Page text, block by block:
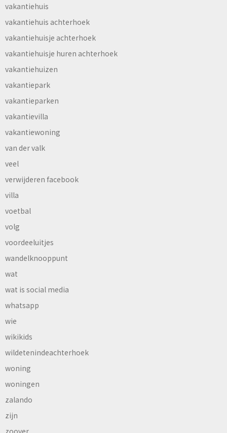
vakantiehuis
vakantiehuis achterhoek
vakantiehuisje achterhoek
vakantiehuisje huren achterhoek
vakantiehuizen
vakantiepark
vakantieparken
vakantievilla
vakantiewoning
van der valk
veel
verwijderen facebook
villa
voetbal
volg
voordeeluitjes
wandelknooppunt
wat
wat is social media
whatsapp
wie
wikikids
wildetenindeachterhoek
woning
woningen
zalando
zijn
zoover